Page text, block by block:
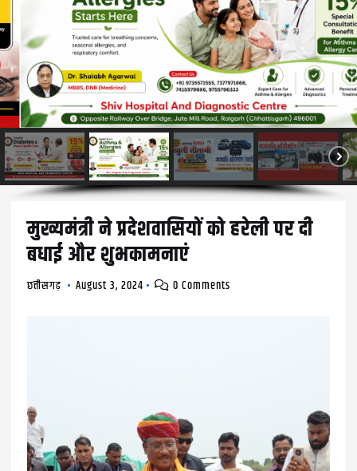
मुख्यमंत्री ने प्रदेशवासियों को हरेली पर दी
बधाई और शुभकामनाएं
छत्तीसगढ़ August 3, 2024 0 Comments